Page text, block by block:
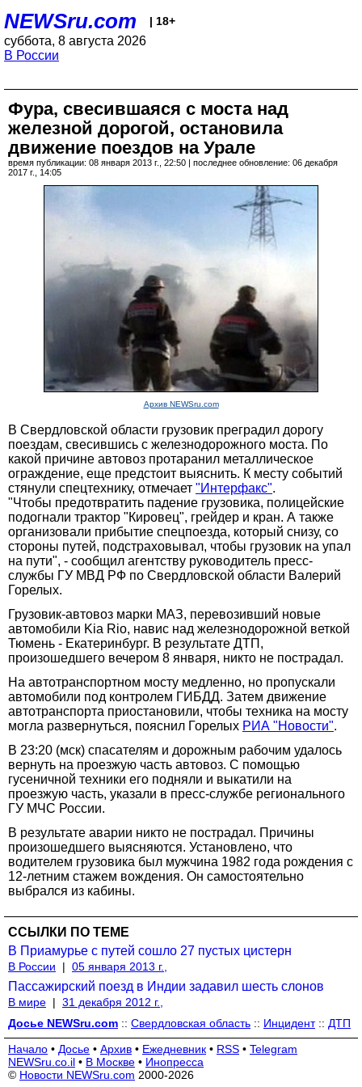
NEWSru.com | 18+
суббота, 8 августа 2026
В России
Фура, свесившаяся с моста над
железной дорогой, остановила
движение поездов на Урале
время публикации: 08 января 2013 г., 22:50 | последнее обновление: 06 декабря
2017 г., 14:05
Архив NEWSru.com
В Свердловской области грузовик преградил дорогу
поездам, свесившись с железнодорожного моста. По
какой причине автовоз протаранил металлическое
ограждение, еще предстоит выяснить. К месту событий
стянули спецтехнику, отмечает "Интерфакс".
"Чтобы предотвратить падение грузовика, полицейские
подогнали трактор "Кировец", грейдер и кран. А также
организовали прибытие спецпоезда, который снизу, со
стороны путей, подстраховывал, чтобы грузовик на упал
на пути", - сообщил агентству руководитель пресс-
службы ГУ МВД РФ по Свердловской области Валерий
Горелых.
Грузовик-автовоз марки МАЗ, перевозивший новые
автомобили Kia Rio, навис над железнодорожной веткой
Тюмень - Екатеринбург. В результате ДТП,
произошедшего вечером 8 января, никто не пострадал.
На автотранспортном мосту медленно, но пропускали
автомобили под контролем ГИБДД. Затем движение
автотранспорта приостановили, чтобы техника на мосту
могла развернуться, пояснил Горелых РИА "Новости".
В 23:20 (мск) спасателям и дорожным рабочим удалось
вернуть на проезжую часть автовоз. С помощью
гусеничной техники его подняли и выкатили на
проезжую часть, указали в пресс-службе регионального
ГУ МЧС России.
В результате аварии никто не пострадал. Причины
произошедшего выясняются. Установлено, что
водителем грузовика был мужчина 1982 года рождения с
12-летним стажем вождения. Он самостоятельно
выбрался из кабины.
ССЫЛКИ ПО ТЕМЕ
В Приамурье с путей сошло 27 пустых цистерн
В России | 05 января 2013 г.,
Пассажирский поезд в Индии задавил шесть слонов
В мире | 31 декабря 2012 г.,
Досье NEWSru.com :: Свердловская область :: Инцидент:: ДТП
Начало • Досье • Архив • Ежедневник • RSS • Telegram
NEWSru.co.il • В Москве • Инопресса
© Новости NEWSru.com 2000-2026